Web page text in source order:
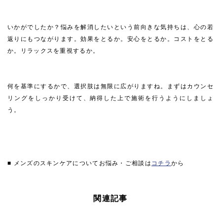
いかがでしたか？悩みを解消したいという前向きな気持ちは、心の若
返りにもつながります。効果をとるか。安心をとるか。コストをとる
か。リラックスを重視するか。
何を基準にするかで、選択肢は無限に広がりますね。まずはカウンセ
リングをしっかり受けて、納得した上で施術を行うようにしましょ
う。
■ メンズのスキンケアについてお悩み・ご相談は コチラ から
関連記事